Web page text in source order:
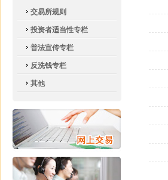
交易所规则
投资者适当性专栏
普法宣传专栏
反洗钱专栏
其他